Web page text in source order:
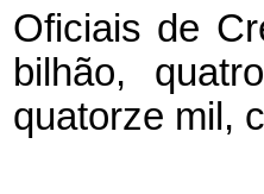
Oficiais de
bilhão,
quatorze mil,